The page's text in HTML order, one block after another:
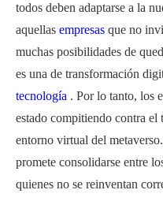
todos deben adaptarse a la
aquellas empresas que no
muchas posibilidades de
es una de transformación
tecnología . Por lo tanto, los
estado compitiendo contra el
entorno virtual del
promete consolidarse entre
quienes no se reinventan